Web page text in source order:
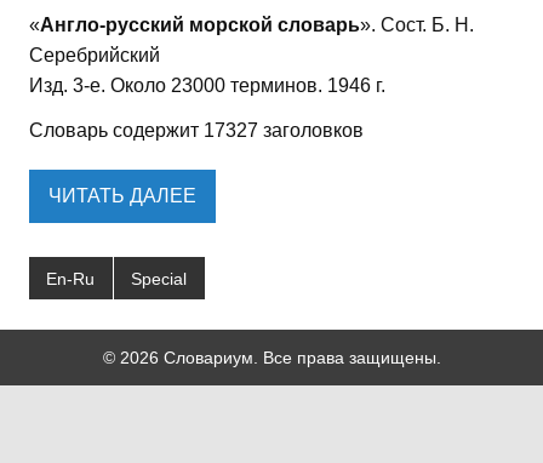
«Англо-русский морской словарь». Сост. Б. Н.
Серебрийский
Изд. 3-е. Около 23000 терминов. 1946 г.
Словарь содержит 17327 заголовков
ЧИТАТЬ ДАЛЕЕ
En-Ru Special
© 2026 Словариум. Все права защищены.